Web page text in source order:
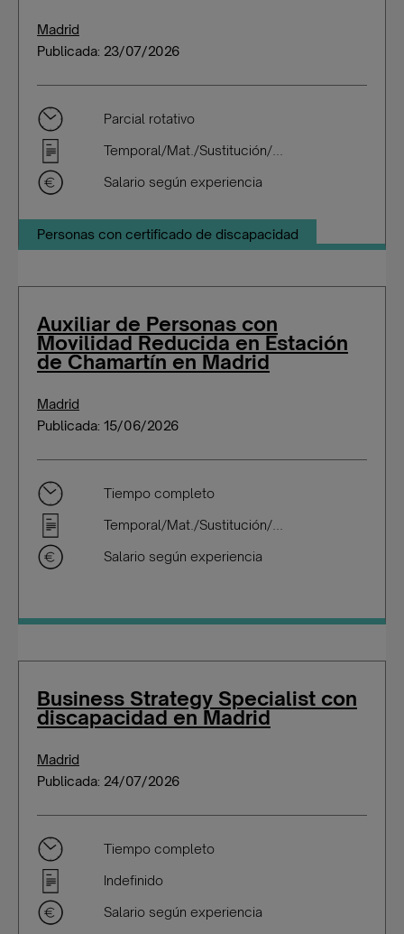
Madrid
Publicada: 23/07/2026
Parcial rotativo
Temporal/Mat./Sustitución/...
Salario según experiencia
Personas con certificado de discapacidad
Auxiliar de Personas con
Movilidad Reducida en Estación
de Chamartín en Madrid
Madrid
Publicada: 15/06/2026
Tiempo completo
Temporal/Mat./Sustitución/...
Salario según experiencia
Business Strategy Specialist con
discapacidad en Madrid
Madrid
Publicada: 24/07/2026
Tiempo completo
Indefinido
Salario según experiencia